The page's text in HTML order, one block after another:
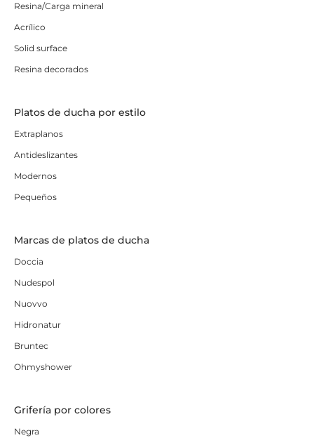
Resina/Carga mineral
Acrílico
Solid surface
Resina decorados
Platos de ducha por estilo
Extraplanos
Antideslizantes
Modernos
Pequeños
Marcas de platos de ducha
Doccia
Nudespol
Nuovvo
Hidronatur
Bruntec
Ohmyshower
Grifería por colores
Negra